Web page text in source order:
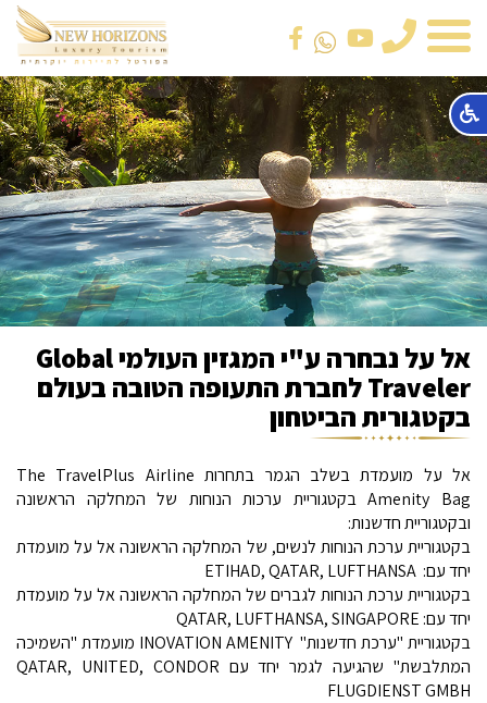
טלפון
אל על נבחרה ע"י המגזין העולמי Global
Traveler לחברת התעופה הטובה בעולם
בקטגורית הביטחון
אל על מועמדת בשלב הגמר בתחרות The TravelPlus Airline
Amenity Bag בקטגוריית ערכות הנוחות של המחלקה הראשונה
ובקטגוריית חדשנות:
בקטגוריית ערכת הנוחות לנשים, של המחלקה הראשונה אל על מועמדת
יחד עם: ETIHAD, QATAR, LUFTHANSA
בקטגוריית ערכת הנוחות לגברים של המחלקה הראשונה אל על מועמדת
יחד עם: QATAR, LUFTHANSA, SINGAPORE
בקטגוריית "ערכת חדשנות" INOVATION AMENITY מועמדת "השמיכה
המתלבשת" שהגיעה לגמר יחד עם QATAR, UNITED, CONDOR
FLUGDIENST GMBH